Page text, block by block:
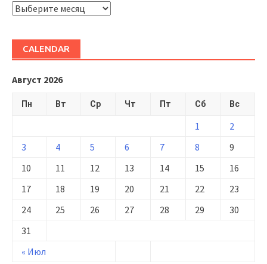
ARHIVĂ
CALENDAR
Август 2026
Пн Вт Ср Чт Пт Сб Вс
« Июл
1
2
3
4 5 6 7 8
9
10
11 12 13 14 15
16
17
18 19 20 21 22
23
24
25 26 27 28 29
30
31